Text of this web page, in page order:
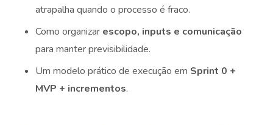
atrapalha quando o processo é fraco.
Como organizar escopo, inputs e comunicação
para manter previsibilidade.
Um modelo prático de execução em Sprint 0 +
MVP + incrementos.